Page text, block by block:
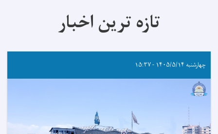
تازه ترین اخبار
چهارشنبه ۱۴۰۵/۵/۱۴ - ۱۵:۳۷